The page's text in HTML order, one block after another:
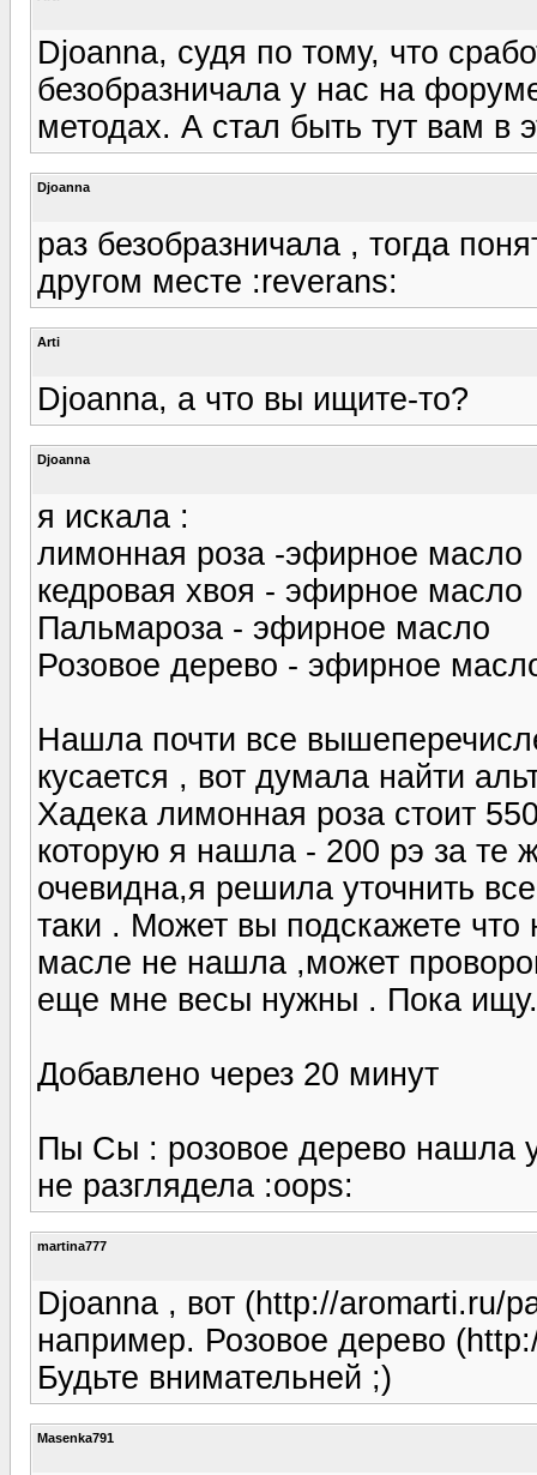
Djoanna, судя по тому, что
безобразничала у нас на
методах. А стал быть тут вам в
Djoanna
раз безобразничала , тогда
другом месте :reverans:
Arti
Djoanna, а что вы ищите-то?
Djoanna
я искала :
лимонная роза -эфирное масло
кедровая хвоя - эфирное масло
Пальмароза - эфирное масло
Розовое дерево - эфирное
Нашла почти все
кусается , вот думала найти
Хадека лимонная роза стоит
которую я нашла - 200 рэ за те
очевидна,я решила уточнить
таки . Может вы подскажете что
масле не нашла ,может
еще мне весы нужны . Пока ищу.
Добавлено через 20 минут
Пы Сы : розовое дерево нашла
не разглядела :oops:
martina777
Djoanna , вот (http://aromarti.ru/
например. Розовое дерево
Будьте внимательней ;)
Masenka791